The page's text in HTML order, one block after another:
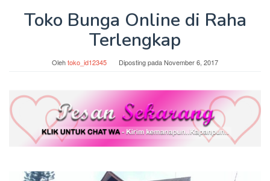
Toko Bunga Online di Raha
Terlengkap
Olehtoko_id12345 Diposting padaNovember 6, 2017